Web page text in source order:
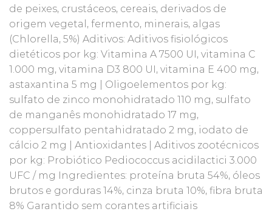
de peixes, crustáceos, cereais, derivados de
origem vegetal, fermento, minerais, algas
(Chlorella, 5%) Aditivos: Aditivos fisiológicos
dietéticos por kg: Vitamina A 7500 UI, vitamina C
1.000 mg, vitamina D3 800 UI, vitamina E 400 mg,
astaxantina 5 mg | Oligoelementos por kg:
sulfato de zinco monohidratado 110 mg, sulfato
de manganês monohidratado 17 mg,
coppersulfato pentahidratado 2 mg, iodato de
cálcio 2 mg | Antioxidantes | Aditivos zootécnicos
por kg: Probiótico Pediococcus acidilactici 3.000
UFC / mg Ingredientes: proteína bruta 54%, óleos
brutos e gorduras 14%, cinza bruta 10%, fibra bruta
8% Garantido sem corantes artificiais